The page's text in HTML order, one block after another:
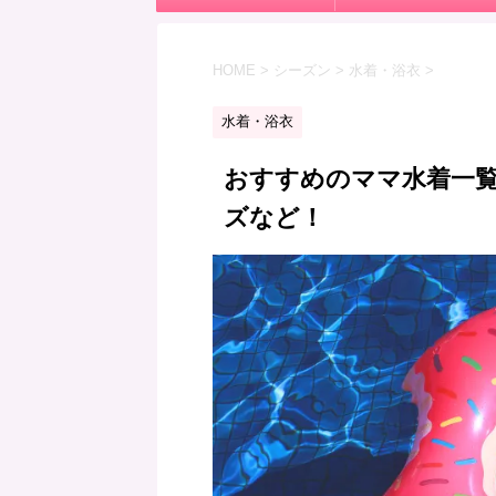
HOME > シーズン > 水着・浴衣 >
水着・浴衣
おすすめのママ水着一
ズなど！